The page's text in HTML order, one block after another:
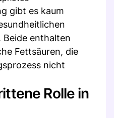
gibt es kaum
enthalten
Fettsäuren, die
nicht
Rolle in